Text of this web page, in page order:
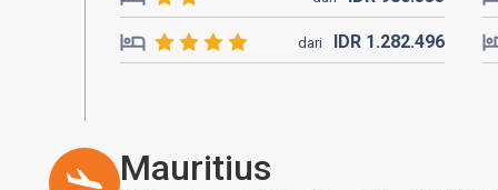
dari IDR 1.282.496
Mauritius